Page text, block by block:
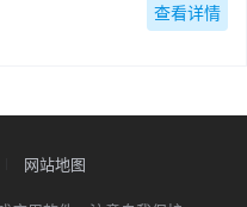
查看详情
网站地图